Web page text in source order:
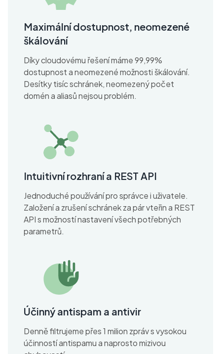
Maximální dostupnost, neomezené
škálování
Díky cloudovému řešení máme 99,99%
dostupnost a neomezené možnosti škálování.
Desítky tisíc schránek, neomezený počet
domén a aliasů nejsou problém.
Intuitivní rozhraní a REST API
Jednoduché používání pro správce i uživatele.
Založení a zrušení schránek za pár vteřin a REST
API s možností nastavení všech potřebných
parametrů.
Účinný antispam a antivir
Denně filtrujeme přes 1 milion zpráv s vysokou
účinností antispamu a naprosto mizivou